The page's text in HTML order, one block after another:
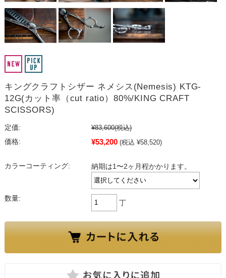
キングクラフトシザー ネメシス(Nemesis) KTG-
12G(カット率（cut ratio）80%/KING CRAFT
SCISSORS)
定価: ¥83,600(税込)
価格:
¥53,200 (税込 ¥58,520)
カラーコーティング: 納期は1〜2ヶ月程かかります。
数量:
丁